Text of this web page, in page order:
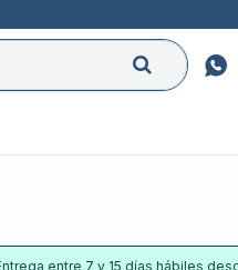

entre 7 y 15 días hábiles